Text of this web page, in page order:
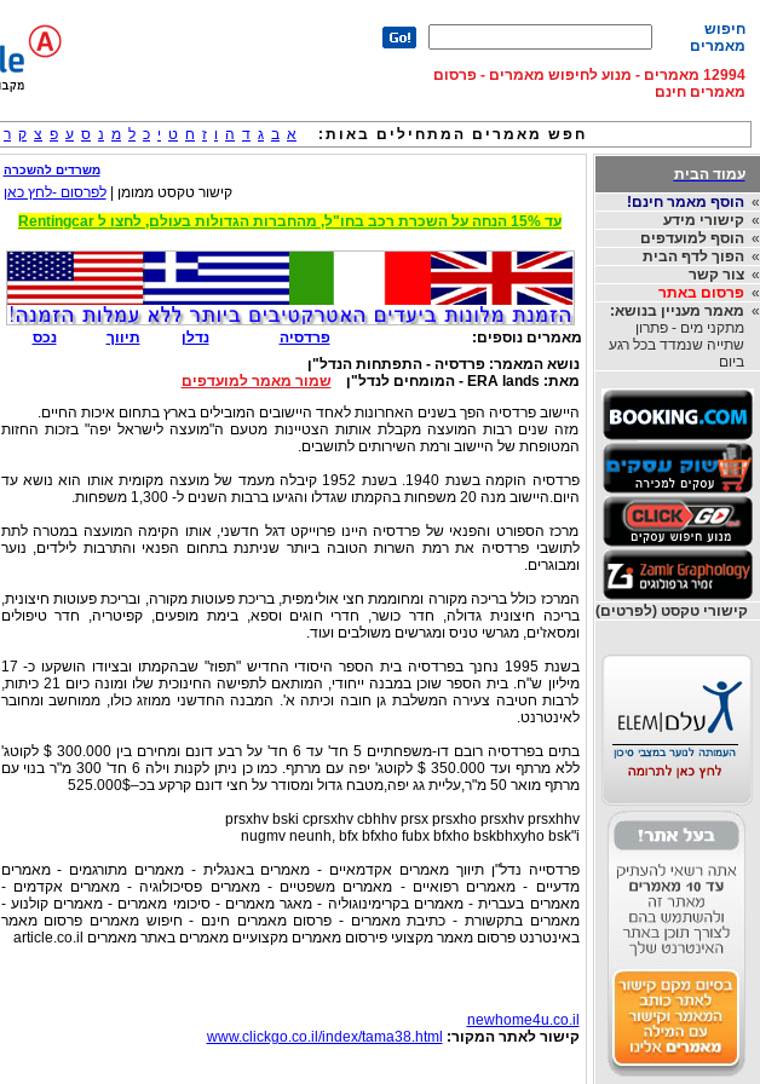
חיפוש
מאמרים
12994 מאמרים - מנוע לחיפוש מאמרים - פרסום
מאמרים חינם
חפש מאמרים המתחילים באות: א ב ג ד ה ו ז ח ט י כ ל מ נ ס ע פ צ ק ר
עמוד הבית
»הוסף מאמר חינם!
»קישורי מידע
»הוסף למועדפים
»הפוך לדף הבית
»צור קשר
»פרסום באתר
» מאמר מעניין בנושא:
מתקני מים - פתרון
שתייה שנמדד בכל רגע
ביום
קישורי טקסט (לפרטים)
משרדים להשכרה
קישור טקסט ממומן |לפרסום -לחץ כאן
עד 15% הנחה על השכרת רכב בחו"ל, מהחברות הגדולות בעולם, לחצו ל Rentingcar
מאמרים נוספים: פרדסיה נדלן תיווך
נכס
נושא המאמר:פרדסיה - התפתחות הנדל"ן
מאת: ERA lands - המומחים לנדל"ן
שמור מאמר למועדפים
היישוב פרדסיה הפך בשנים האחרונות לאחד היישובים המובילים בארץ בתחום איכות החיים.
מזה שנים רבות המועצה מקבלת אותות הצטיינות מטעם ה"מועצה לישראל יפה" בזכות החזות
המטופחת של היישוב ורמת השירותים לתושבים.
פרדסיה הוקמה בשנת 1940. בשנת 1952 קיבלה מעמד של מועצה מקומית אותו הוא נושא עד
היום.היישוב מנה 20 משפחות בהקמתו שגדלו והגיעו ברבות השנים ל- 1,300 משפחות.
מרכז הספורט והפנאי של פרדסיה היינו פרוייקט דגל חדשני, אותו הקימה המועצה במטרה לתת
לתושבי פרדסיה את רמת השרות הטובה ביותר שניתנת בתחום הפנאי והתרבות לילדים, נוער
ומבוגרים.
המרכז כולל בריכה מקורה ומחוממת חצי אולימפית, בריכת פעוטות מקורה, ובריכת פעוטות חיצונית,
בריכה חיצונית גדולה, חדר כושר, חדרי חוגים וספא, בימת מופעים, קפיטריה, חדר טיפולים
ומסאז'ים, מגרשי טניס ומגרשים משולבים ועוד.
בשנת 1995 נחנך בפרדסיה בית הספר היסודי החדיש "תפוז" שבהקמתו ובציודו הושקעו כ- 17
מיליון ש"ח. בית הספר שוכן במבנה ייחודי, המותאם לתפישה החינוכית שלו ומונה כיום 21 כיתות,
לרבות חטיבה צעירה המשלבת גן חובה וכיתה א'. המבנה החדשני ממוזג כולו, ממוחשב ומחובר
לאינטרנט.
בתים בפרדסיה רובם דו-משפחתיים 5 חד' עד 6 חד' על רבע דונם ומחירם בין 300.000 $ לקוטג'
ללא מרתף ועד 350.000 $ לקוטג' יפה עם מרתף. כמו כן ניתן לקנות וילה 6 חד' 300 מ"ר בנוי עם
מרתף מואר 50 מ"ר,עליית גג יפה,מטבח גדול ומסודר על חצי דונם קרקע בכ–525.000$
prsxhv bski cprsxhv cbhhv prsx prsxho prsxhv prsxhhv
nugmv neunh, bfx bfxho fubx bfxho bskbhxyho bsk"i
פרדסייה נדל"ן תיווך מאמרים אקדמאיים - מאמרים באנגלית - מאמרים מתורגמים - מאמרים
מדעיים - מאמרים רפואיים - מאמרים משפטיים - מאמרים פסיכולוגיה - מאמרים אקדמים -
מאמרים בעברית - מאמרים בקרימינוגוליה - מאגר מאמרים - סיכומי מאמרים - מאמרים קולנוע -
מאמרים בתקשורת - כתיבת מאמרים - פרסום מאמרים חינם - חיפוש מאמרים פרסום מאמר
באינטרנט פרסום מאמר מקצועי פירסום מאמרים מקצועיים מאמרים באתר מאמרים article.co.il
newhome4u.co.il
קישור לאתר המקור: www.clickgo.co.il/index/tama38.html